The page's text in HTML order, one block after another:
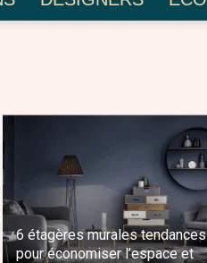
Déco
6 étagères murales tendances
pour économiser l’espace et